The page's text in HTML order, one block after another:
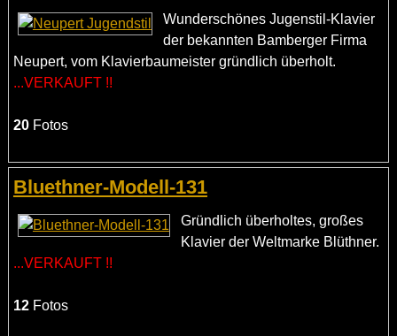
Wunderschönes Jugenstil-Klavier
der bekannten Bamberger Firma
Neupert, vom Klavierbaumeister gründlich überholt.
...VERKAUFT !!
20Fotos
Bluethner-Modell-131
Gründlich überholtes, großes
Klavier der Weltmarke Blüthner.
...VERKAUFT !!
12Fotos